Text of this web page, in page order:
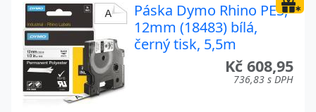
Páska Dymo Rhino PES,
12mm (18483) bílá,
černý tisk, 5,5m
Kč 608,95
736,83 s DPH